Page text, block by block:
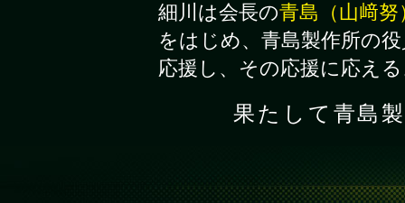
細川は会長の青島（山﨑努
をはじめ、青島製作所の
応援し、その応援に応え
果たして青島